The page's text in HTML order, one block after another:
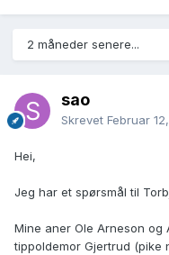
2 måneder senere...
sao
Skrevet Februar
Hei,
Jeg har et spørsmål til
Mine aner Ole Arneson og
tippoldemor Gjertrud (pike